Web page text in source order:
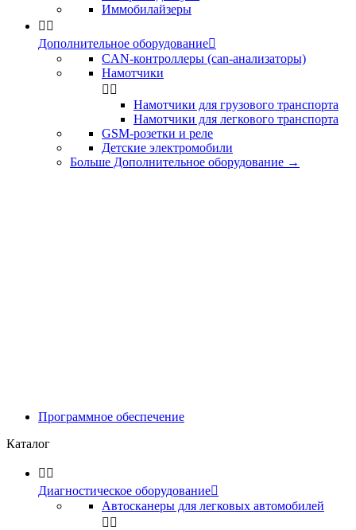
Иммобилайзеры
 
Дополнительное оборудование
CAN-контроллеры (can-анализаторы)
Намотчики
 
Намотчики для грузового транспорта
Намотчики для легкового транспорта
GSM-розетки и реле
Детские электромобили
Больше Дополнительное оборудование →
Программное обеспечение
Каталог
 
Диагностическое оборудование
Автосканеры для легковых автомобилей
 